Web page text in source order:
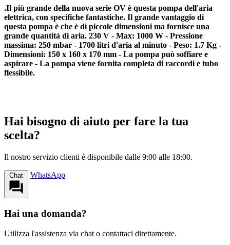
.Il più grande della nuova serie OV è questa pompa dell'aria
elettrica, con specifiche fantastiche. Il grande vantaggio di
questa pompa è che è di piccole dimensioni ma fornisce una
grande quantità di aria. 230 V - Max: 1000 W - Pressione
massima: 250 mbar - 1700 litri d'aria al minuto - Peso: 1.7 Kg -
Dimensioni: 150 x 160 x 170 mm - La pompa può soffiare e
aspirare - La pompa viene fornita completa di raccordi e tubo
flessibile.
Hai bisogno di aiuto per fare la tua
scelta?
Il nostro servizio clienti è disponibile dalle 9:00 alle 18:00.
Chat WhatsApp
Hai una domanda?
Utilizza l'assistenza via chat o contattaci direttamente.